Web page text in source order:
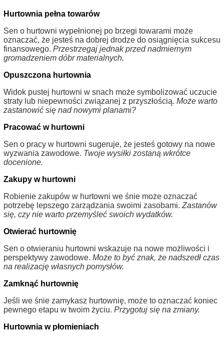
Hurtownia pełna towarów
Sen o hurtowni wypełnionej po brzegi towarami może
oznaczać, że jesteś na dobrej drodze do osiągnięcia sukcesu
finansowego. Przestrzegaj jednak przed nadmiernym
gromadzeniem dóbr materialnych.
Opuszczona hurtownia
Widok pustej hurtowni w snach może symbolizować uczucie
straty lub niepewności związanej z przyszłością. Może warto
zastanowić się nad nowymi planami?
Pracować w hurtowni
Sen o pracy w hurtowni sugeruje, że jesteś gotowy na nowe
wyzwania zawodowe. Twoje wysiłki zostaną wkrótce
docenione.
Zakupy w hurtowni
Robienie zakupów w hurtowni we śnie może oznaczać
potrzebę lepszego zarządzania swoimi zasobami. Zastanów
się, czy nie warto przemyśleć swoich wydatków.
Otwierać hurtownię
Sen o otwieraniu hurtowni wskazuje na nowe możliwości i
perspektywy zawodowe. Może to być znak, że nadszedł czas
na realizację własnych pomysłów.
Zamknąć hurtownię
Jeśli we śnie zamykasz hurtownię, może to oznaczać koniec
pewnego etapu w twoim życiu. Przygotuj się na zmiany.
Hurtownia w płomieniach